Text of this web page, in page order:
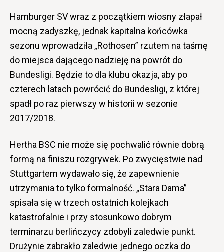
Hamburger SV wraz z początkiem wiosny złapał
mocną zadyszkę, jednak kapitalna końcówka
sezonu wprowadziła „Rothosen” rzutem na taśmę
do miejsca dającego nadzieję na powrót do
Bundesligi. Będzie to dla klubu okazja, aby po
czterech latach powrócić do Bundesligi, z której
spadł po raz pierwszy w historii w sezonie
2017/2018.
Hertha BSC nie może się pochwalić równie dobrą
formą na finiszu rozgrywek. Po zwycięstwie nad
Stuttgartem wydawało się, że zapewnienie
utrzymania to tylko formalność. „Stara Dama”
spisała się w trzech ostatnich kolejkach
katastrofalnie i przy stosunkowo dobrym
terminarzu berlińczycy zdobyli zaledwie punkt.
Drużynie zabrakło zaledwie jednego oczka do